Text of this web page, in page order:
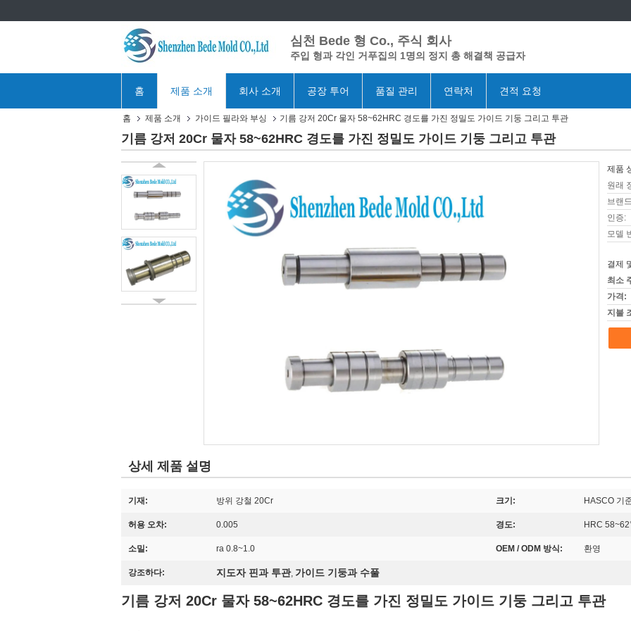
심천 Bede 형 Co., 주식 회사
주입 형과 각인 거푸집의 1명의 정지 총 해결책 공급자
홈 제품 소개 회사 소개 공장 투어 품질 관리 연락처 견적 요청
홈 제품 소개 가이드 필라와 부싱 기름 강저 20Cr 물자 58~62HRC 경도를 가진 정밀도 가이드 기둥 그리고 투관
기름 강저 20Cr 물자 58~62HRC 경도를 가진 정밀도 가이드 기둥 그리고 투관
제품
원래
브랜
인증:
모델
결제
최소
가격:
지불
상세 제품 설명
기재: 방위 강철 20Cr 크기: HASCO 기
허용 오차: 0.005 경도: HRC
소밀: ra 0.8~1.0 OEM / ODM 방식: 환영
강조하다: 지도자 핀과 투관, 가이드 기둥과 수풀
기름 강저 20Cr 물자 58~62HRC 경도를 가진 정밀도 가이드 기둥 그리고 투관